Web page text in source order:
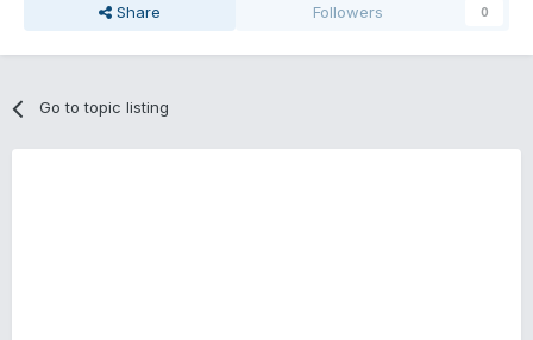
Share Followers 0
Go to topic listing